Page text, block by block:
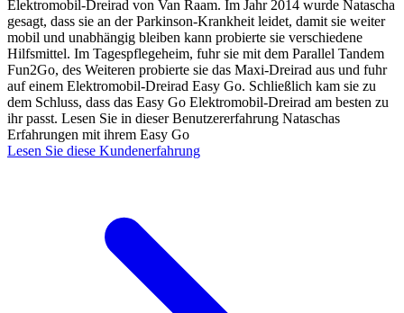
Elektromobil-Dreirad von Van Raam. Im Jahr 2014 wurde Natascha
gesagt, dass sie an der Parkinson-Krankheit leidet, damit sie weiter
mobil und unabhängig bleiben kann probierte sie verschiedene
Hilfsmittel. Im Tagespflegeheim, fuhr sie mit dem Parallel Tandem
Fun2Go, des Weiteren probierte sie das Maxi-Dreirad aus und fuhr
auf einem Elektromobil-Dreirad Easy Go. Schließlich kam sie zu
dem Schluss, dass das Easy Go Elektromobil-Dreirad am besten zu
ihr passt. Lesen Sie in dieser Benutzererfahrung Nataschas
Erfahrungen mit ihrem Easy Go
Lesen Sie diese Kundenerfahrung